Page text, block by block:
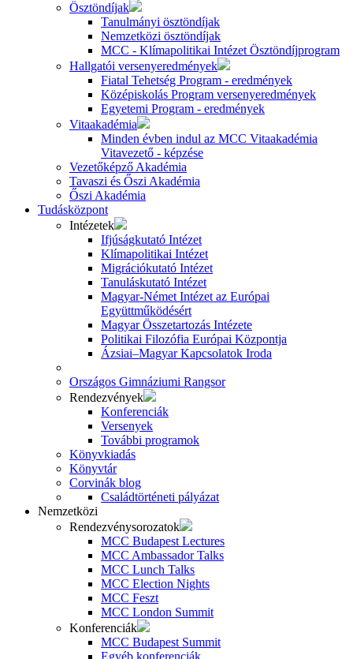
Ösztöndíjak
Tanulmányi ösztöndíjak
Nemzetközi ösztöndíjak
MCC - Klímapolitikai Intézet Ösztöndíjprogram
Hallgatói versenyeredmények
Fiatal Tehetség Program - eredmények
Középiskolás Program versenyeredmények
Egyetemi Program - eredmények
Vitaakadémia
Minden évben indul az MCC Vitaakadémia
Vitavezető - képzése
Vezetőképző Akadémia
Tavaszi és Őszi Akadémia
Őszi Akadémia
Tudásközpont
Intézetek
Ifjúságkutató Intézet
Klímapolitikai Intézet
Migrációkutató Intézet
Tanuláskutató Intézet
Magyar-Német Intézet az Európai
Együttműködésért
Magyar Összetartozás Intézete
Politikai Filozófia Európai Központja
Ázsiai–Magyar Kapcsolatok Iroda
Országos Gimnáziumi Rangsor
Rendezvények
Konferenciák
Versenyek
További programok
Könyvkiadás
Könyvtár
Corvinák blog
Családtörténeti pályázat
Nemzetközi
Rendezvénysorozatok
MCC Budapest Lectures
MCC Ambassador Talks
MCC Lunch Talks
MCC Election Nights
MCC Feszt
MCC London Summit
Konferenciák
MCC Budapest Summit
Egyéb konferenciák